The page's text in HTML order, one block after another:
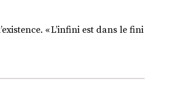
« L’infini est dans le fini